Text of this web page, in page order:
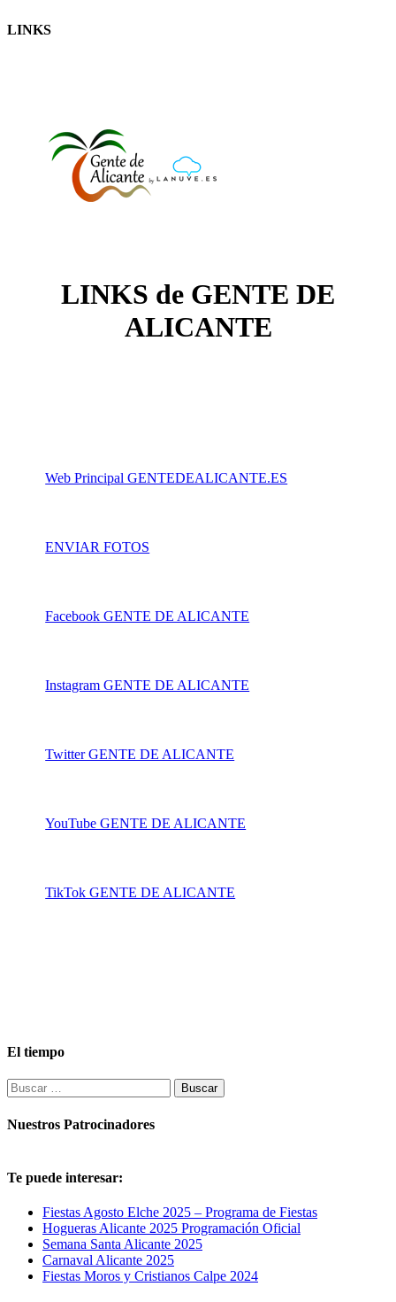
LINKS
LINKS de GENTE DE
ALICANTE
Web Principal GENTEDEALICANTE.ES
ENVIAR FOTOS
Facebook GENTE DE ALICANTE
Instagram GENTE DE ALICANTE
Twitter GENTE DE ALICANTE
YouTube GENTE DE ALICANTE
TikTok GENTE DE ALICANTE
El tiempo
Buscar:
Nuestros Patrocinadores
Te puede interesar:
Fiestas Agosto Elche 2025 – Programa de Fiestas
Hogueras Alicante 2025 Programación Oficial
Semana Santa Alicante 2025
Carnaval Alicante 2025
Fiestas Moros y Cristianos Calpe 2024